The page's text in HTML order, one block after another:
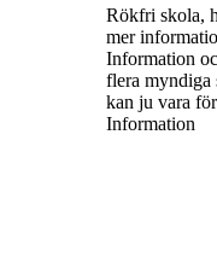
Rökfri skola,
mer
Information
flera myndiga
kan ju vara
Information